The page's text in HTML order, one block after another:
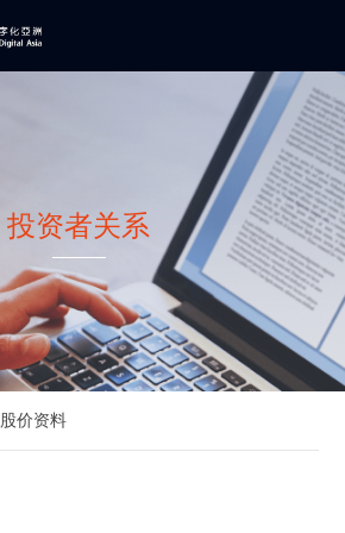
投资者关系
股价资料